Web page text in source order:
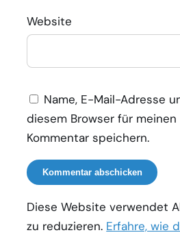
Website
Name, E-Mail-Adresse
diesem Browser für
Kommentar speichern.
Diese Website verwendet
zu reduzieren. Erfahre, wie